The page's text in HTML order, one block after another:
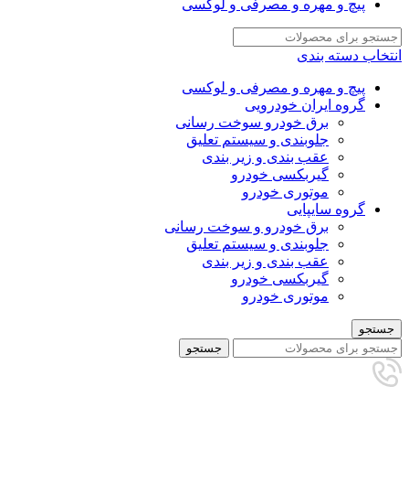
پیچ و مهره و مصرفی و لوکسی
انتخاب دسته بندی
پیچ و مهره و مصرفی و لوکسی
گروه ایران خودرویی
برق خودرو سوخت رسانی
جلوبندی و سیستم تعلیق
عقب بندی و زیر بندی
گیربکسی خودرو
موتوری خودرو
گروه سایپایی
برق خودرو و سوخت رسانی
جلوبندی و سیستم تعلیق
عقب بندی و زیر بندی
گیربکسی خودرو
موتوری خودرو
جستجو
جستجو